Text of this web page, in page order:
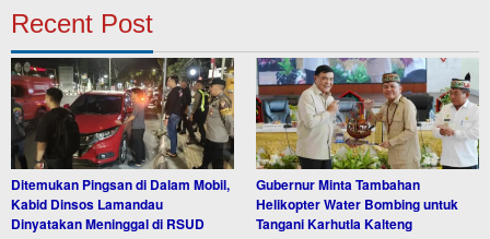
Recent Post
Ditemukan Pingsan di Dalam Mobil,
Kabid Dinsos Lamandau
Dinyatakan Meninggal di RSUD
Gubernur Minta Tambahan
Helikopter Water Bombing untuk
Tangani Karhutla Kalteng